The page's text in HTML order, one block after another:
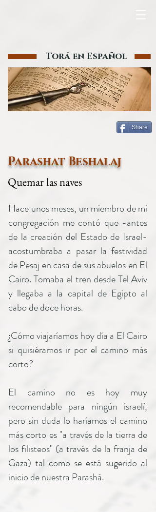
Share
Torá en Español
Hace unos meses, un miembro de mi
congregación me contó que -antes
de la creación del Estado de Israel-
acostumbraba a pasar la festividad
de Pesaj en casa de sus abuelos en El
Cairo. Tomaba el tren desde Tel Aviv
y llegaba a la capital de Egipto al
cabo de doce horas.
¿Cómo viajaríamos hoy día a El Cairo
si quisiéramos ir por el camino más
corto?
El camino no es hoy muy
recomendable para ningún israelí,
pero sin duda lo haríamos el camino
más corto es "a través de la tierra de
los filisteos" (a través de la franja de
Gaza) tal como se está sugerido al
inicio de nuestra Parashá.
Parashat Beshalaj
Quemar las naves